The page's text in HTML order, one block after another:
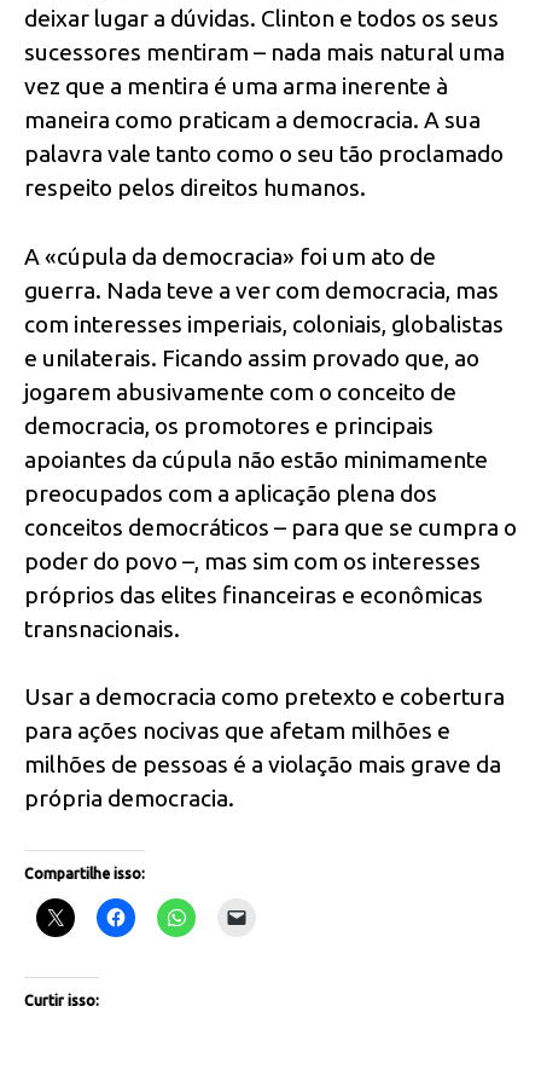
deixar lugar a dúvidas. Clinton e todos os seus
sucessores mentiram – nada mais natural uma
vez que a mentira é uma arma inerente à
maneira como praticam a democracia. A sua
palavra vale tanto como o seu tão proclamado
respeito pelos direitos humanos.
A «cúpula da democracia» foi um ato de
guerra. Nada teve a ver com democracia, mas
com interesses imperiais, coloniais, globalistas
e unilaterais. Ficando assim provado que, ao
jogarem abusivamente com o conceito de
democracia, os promotores e principais
apoiantes da cúpula não estão minimamente
preocupados com a aplicação plena dos
conceitos democráticos – para que se cumpra o
poder do povo –, mas sim com os interesses
próprios das elites financeiras e econômicas
transnacionais.
Usar a democracia como pretexto e cobertura
para ações nocivas que afetam milhões e
milhões de pessoas é a violação mais grave da
própria democracia.
Compartilhe isso:
Curtir isso: